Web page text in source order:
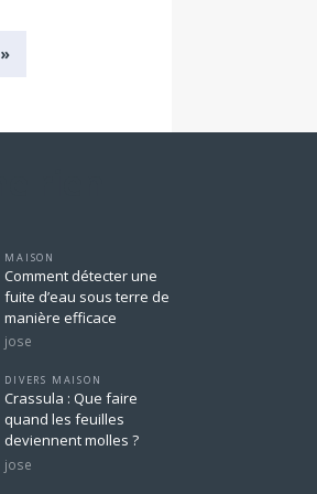
»
MAISON
Comment détecter une
fuite d’eau sous terre de
manière efficace
jose
DIVERS MAISON
Crassula : Que faire
quand les feuilles
deviennent molles ?
jose